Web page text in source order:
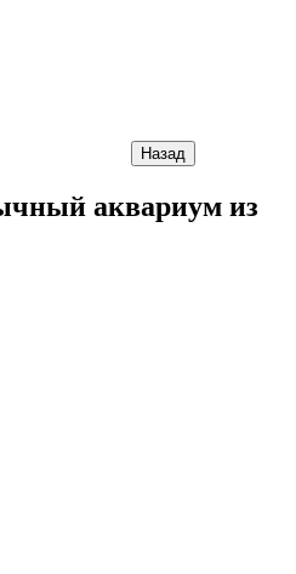
Назад
аквариум из